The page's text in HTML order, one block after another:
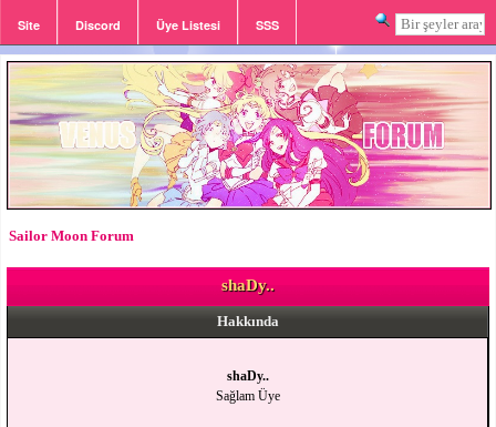
Site Discord Üye Listesi SSS
Giriş Kayıt
Sailor Moon Forum
shaDy..
Hakkında
shaDy..
Sağlam Üye